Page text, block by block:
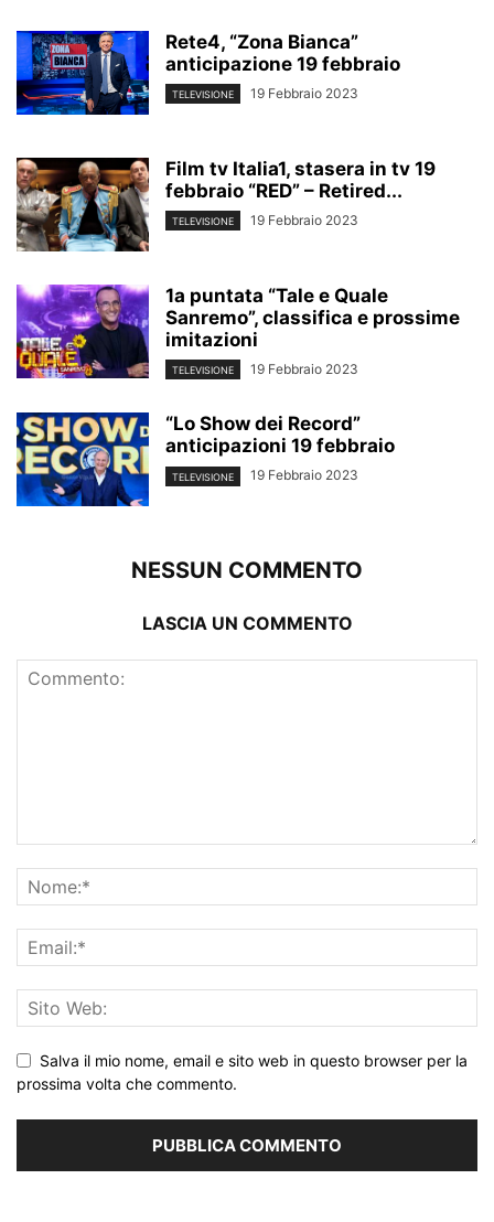
Rete4, “Zona Bianca”
anticipazione 19 febbraio
TELEVISIONE 19 Febbraio 2023
Film tv Italia1, stasera in tv 19
febbraio “RED” – Retired...
TELEVISIONE 19 Febbraio 2023
1a puntata “Tale e Quale
Sanremo”, classifica e prossime
imitazioni
TELEVISIONE 19 Febbraio 2023
“Lo Show dei Record”
anticipazioni 19 febbraio
TELEVISIONE 19 Febbraio 2023
NESSUN COMMENTO
LASCIA UN COMMENTO
Salva il mio nome, email e sito web in questo browser per la
prossima volta che commento.